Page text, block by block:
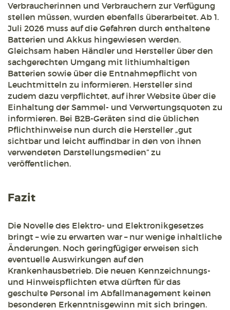
Verbraucherinnen und Verbrauchern zur Verfügung
stellen müssen, wurden ebenfalls überarbeitet. Ab 1.
Juli 2026 muss auf die Gefahren durch enthaltene
Batterien und Akkus hingewiesen werden.
Gleichsam haben Händler und Hersteller über den
sachgerechten Umgang mit lithiumhaltigen
Batterien sowie über die Entnahmepflicht von
Leuchtmitteln zu informieren. Hersteller sind
zudem dazu verpflichtet, auf ihrer Website über die
Einhaltung der Sammel- und Verwertungsquoten zu
informieren. Bei B2B-Geräten sind die üblichen
Pflichthinweise nun durch die Hersteller „gut
sichtbar und leicht auffindbar in den von ihnen
verwendeten Darstellungsmedien” zu
veröffentlichen.
Fazit
Die Novelle des Elektro- und Elektronikgesetzes
bringt – wie zu erwarten war – nur wenige inhaltliche
Änderungen. Noch geringfügiger erweisen sich
eventuelle Auswirkungen auf den
Krankenhausbetrieb. Die neuen Kennzeichnungs-
und Hinweispflichten etwa dürften für das
geschulte Personal im Abfallmanagement keinen
besonderen Erkenntnisgewinn mit sich bringen.